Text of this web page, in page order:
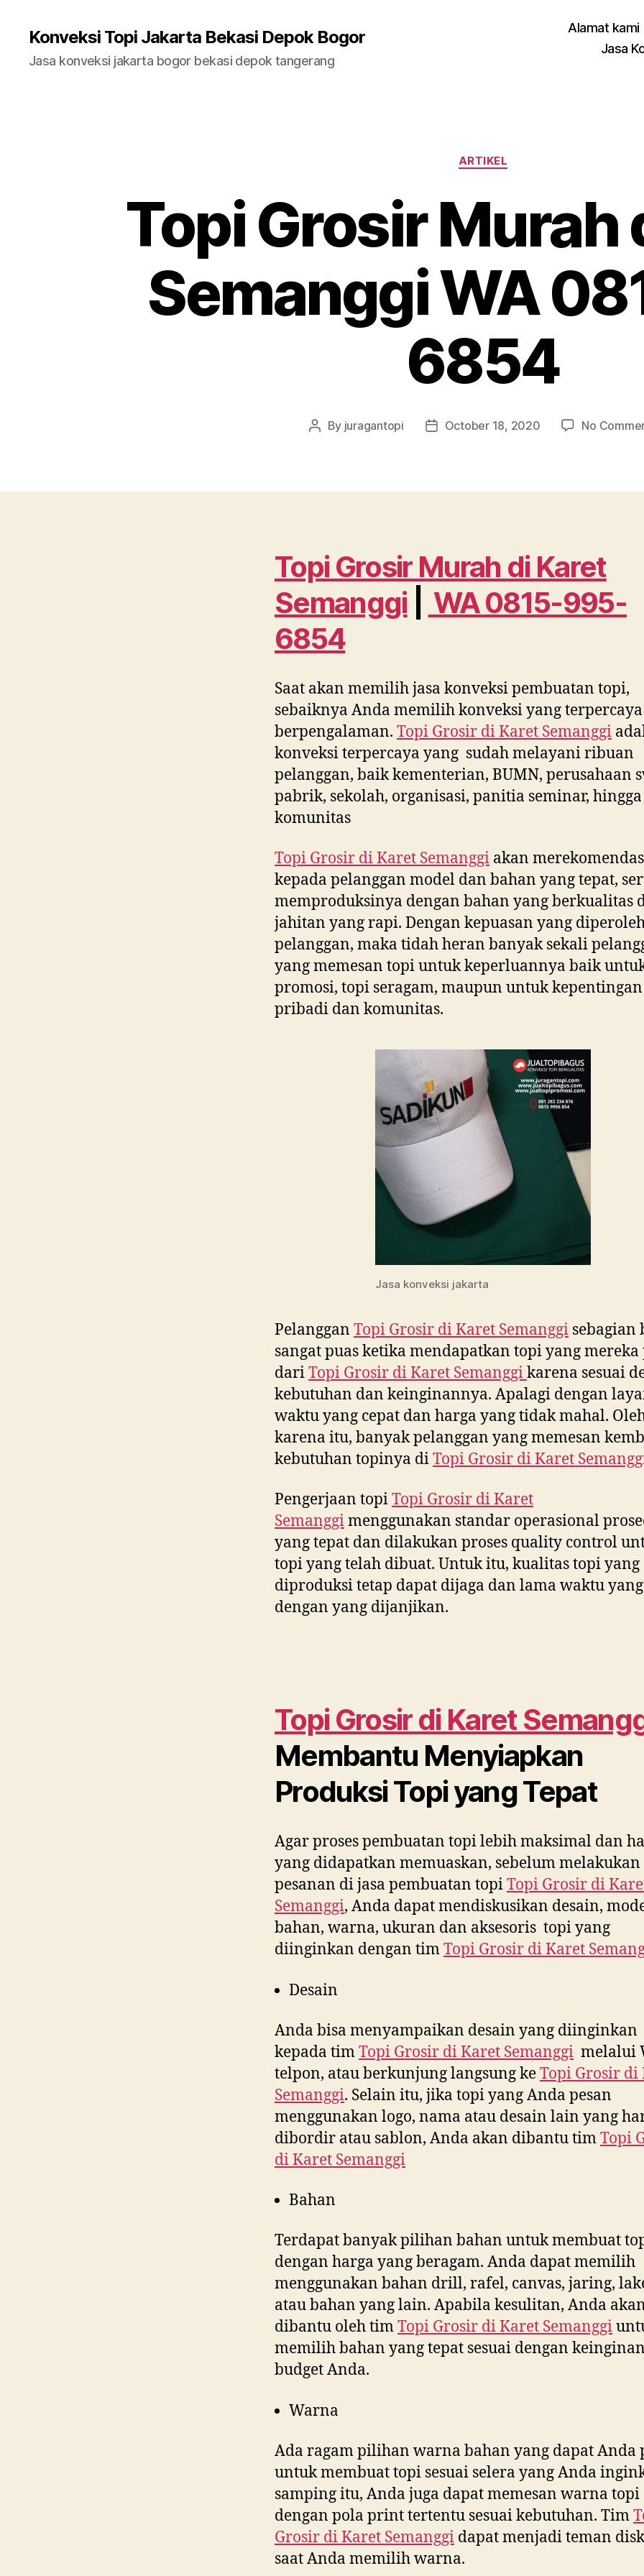
Konveksi Topi Jakarta Bekasi Depok Bogor
Jasa konveksi jakarta bogor bekasi depok tangerang
Alamat kami
Jasa
Categories
ARTIKEL
Topi Grosir Murah
Semanggi WA
6854
Post
By juragantopi
PostOctober 18, 2020 No
Topi Grosir Murah di Karet
Semanggi|
WA 0815-995-
6854
Saat akan memilih jasa konveksi pembuatan topi,
sebaiknya Anda memilih konveksi yang
berpengalaman. Topi Grosir diKaret Semanggi
konveksi terpercaya yang sudah melayani ribuan
pelanggan, baik kementerian, BUMN, perusahaan
pabrik, sekolah, organisasi, panitia seminar, hingga
komunitas
Topi Grosir diKaret Semanggi akan
kepada pelanggan model dan bahan yang tepat,
memproduksinya dengan bahan yang berkualitas
jahitan yang rapi. Dengan kepuasan yang
pelanggan, maka tidah heran banyak sekali
yang memesan topi untuk keperluannya baik
promosi, topi seragam, maupun untuk kepentingan
pribadi dan komunitas.
Jasa konveksi jakarta
Pelanggan Topi Grosir diKaret Semanggi sebagian
sangat puas ketika mendapatkan topi yang mereka
dariTopi Grosir diKaret Semanggikarena sesuai
kebutuhan dan keinginannya. Apalagi dengan
waktu yang cepat dan harga yang tidak mahal.
karena itu, banyak pelanggan yang memesan
kebutuhan topinya diTopi Grosir diKaret
Pengerjaan topiTopi Grosir diKaret
Semanggimenggunakan standar operasional
yang tepat dan dilakukan proses quality control
topi yang telah dibuat. Untuk itu, kualitas topi yang
diproduksi tetap dapat dijaga dan lama waktu yang
dengan yang dijanjikan.
Topi Grosir di Karet
Membantu Menyiapkan
Produksi Topi yang Tepat
Agar proses pembuatan topi lebih maksimal dan
yang didapatkan memuaskan, sebelum melakukan
pesanan di jasa pembuatan topiTopi Grosir di
Semanggi, Anda dapat mendiskusikan desain,
bahan, warna, ukuran dan aksesoris topi yang
diinginkan dengan timTopi Grosir diKaret
Desain
Anda bisa menyampaikan desain yang diinginkan
kepada timTopi Grosir diKaret Semanggi melalui
telpon, atau berkunjung langsung keTopi Grosir di
Semanggi. Selain itu, jika topi yang Anda pesan
menggunakan logo, nama atau desain lain yang
dibordir atau sablon, Anda akan dibantu timTopi
diKaret Semanggi
Bahan
Terdapat banyak pilihan bahan untuk membuat
dengan harga yang beragam. Anda dapat memilih
menggunakan bahan drill, rafel, canvas, jaring,
atau bahan yang lain. Apabila kesulitan, Anda
dibantu oleh timTopi Grosir diKaret Semanggi
memilih bahan yang tepat sesuai dengan
budget Anda.
Warna
Ada ragam pilihan warna bahan yang dapat Anda
untuk membuat topi sesuai selera yang Anda
samping itu, Anda juga dapat memesan warna topi
dengan pola print tertentu sesuai kebutuhan. Tim
Grosir diKaret Semanggi dapat menjadi teman
saat Anda memilih warna.